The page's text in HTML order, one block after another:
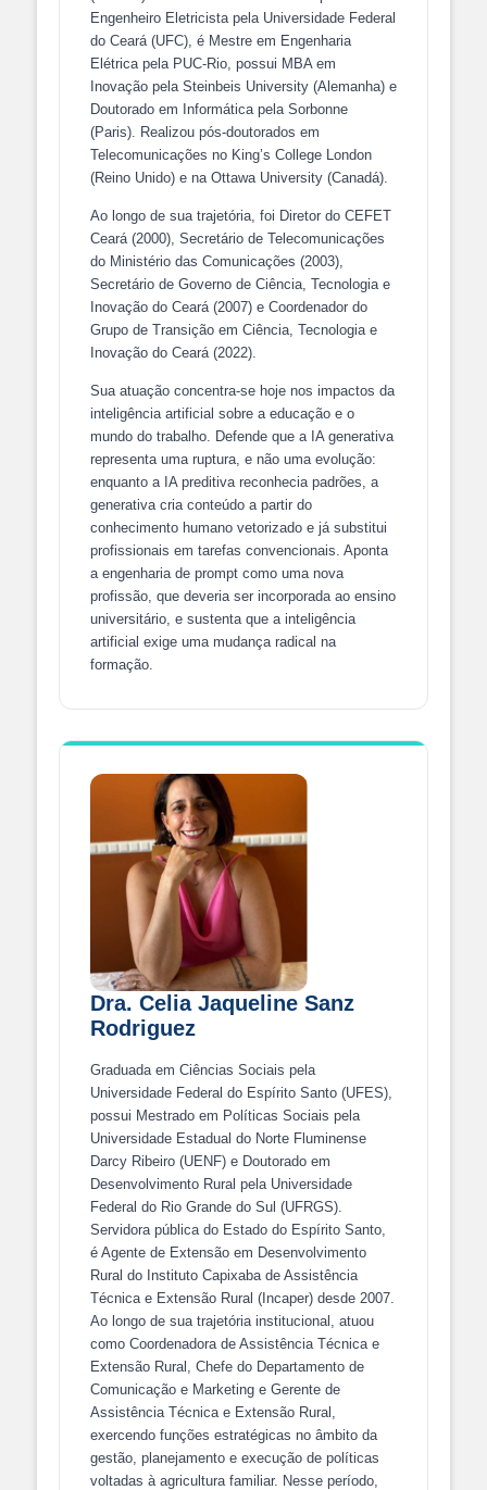
Engenheiro Eletricista pela Universidade Federal
do Ceará (UFC), é Mestre em Engenharia
Elétrica pela PUC-Rio, possui MBA em
Inovação pela Steinbeis University (Alemanha) e
Doutorado em Informática pela Sorbonne
(Paris). Realizou pós-doutorados em
Telecomunicações no King’s College London
(Reino Unido) e na Ottawa University (Canadá).
Ao longo de sua trajetória, foi Diretor do CEFET
Ceará (2000), Secretário de Telecomunicações
do Ministério das Comunicações (2003),
Secretário de Governo de Ciência, Tecnologia e
Inovação do Ceará (2007) e Coordenador do
Grupo de Transição em Ciência, Tecnologia e
Inovação do Ceará (2022).
Sua atuação concentra-se hoje nos impactos da
inteligência artificial sobre a educação e o
mundo do trabalho. Defende que a IA generativa
representa uma ruptura, e não uma evolução:
enquanto a IA preditiva reconhecia padrões, a
generativa cria conteúdo a partir do
conhecimento humano vetorizado e já substitui
profissionais em tarefas convencionais. Aponta
a engenharia de prompt como uma nova
profissão, que deveria ser incorporada ao ensino
universitário, e sustenta que a inteligência
artificial exige uma mudança radical na
formação.
Dra. Celia Jaqueline Sanz
Rodriguez
Graduada em Ciências Sociais pela
Universidade Federal do Espírito Santo (UFES),
possui Mestrado em Políticas Sociais pela
Universidade Estadual do Norte Fluminense
Darcy Ribeiro (UENF) e Doutorado em
Desenvolvimento Rural pela Universidade
Federal do Rio Grande do Sul (UFRGS).
Servidora pública do Estado do Espírito Santo,
é Agente de Extensão em Desenvolvimento
Rural do Instituto Capixaba de Assistência
Técnica e Extensão Rural (Incaper) desde 2007.
Ao longo de sua trajetória institucional, atuou
como Coordenadora de Assistência Técnica e
Extensão Rural, Chefe do Departamento de
Comunicação e Marketing e Gerente de
Assistência Técnica e Extensão Rural,
exercendo funções estratégicas no âmbito da
gestão, planejamento e execução de políticas
voltadas à agricultura familiar. Nesse período,